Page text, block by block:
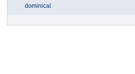
dominical